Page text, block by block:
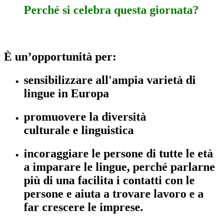
Perché si celebra questa giornata?
È un’opportunità per:
sensibilizzare all'ampia varietà di
lingue in Europa
promuovere la diversità
culturale e linguistica
incoraggiare le persone di tutte le età
a imparare le lingue, perché parlarne
più di una facilita i contatti con le
persone e aiuta a trovare lavoro e a
far crescere le imprese.